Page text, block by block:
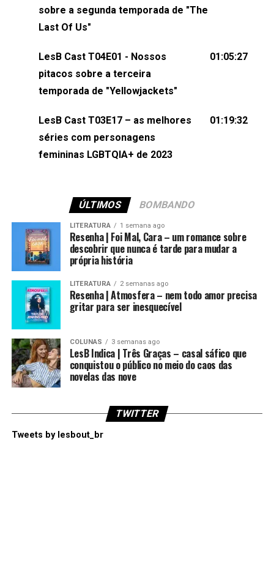
sociais:Twitter: ⁠⁠⁠⁠@lesbout_br⁠⁠⁠⁠ Instagram: ⁠⁠⁠⁠@lesbout_br⁠⁠⁠⁠
(⁠⁠⁠⁠⁠⁠@KarolenPassos⁠⁠⁠⁠⁠⁠)Participação de Bruna Fentanes
(⁠⁠⁠⁠@brunarfentanes⁠⁠⁠⁠) e Pollyelly FlorêncioEdição de
Naiady Machado
sobre a segunda temporada de "The
Last Of Us"
LesB Cast T04E01 - Nossos
pitacos sobre a terceira
temporada de "Yellowjackets"
01:05:27
LesB Cast T03E17 – as melhores
séries com personagens
femininas LGBTQIA+ de 2023
01:19:32
ÚLTIMOS BOMBANDO
LITERATURA 1 semana ago
Resenha | Foi Mal, Cara – um romance sobre
descobrir que nunca é tarde para mudar a
própria história
LITERATURA 2 semanas ago
Resenha | Atmosfera – nem todo amor precisa
gritar para ser inesquecível
COLUNAS 3 semanas ago
LesB Indica | Três Graças – casal sáfico que
conquistou o público no meio do caos das
novelas das nove
TWITTER
Tweets by lesbout_br